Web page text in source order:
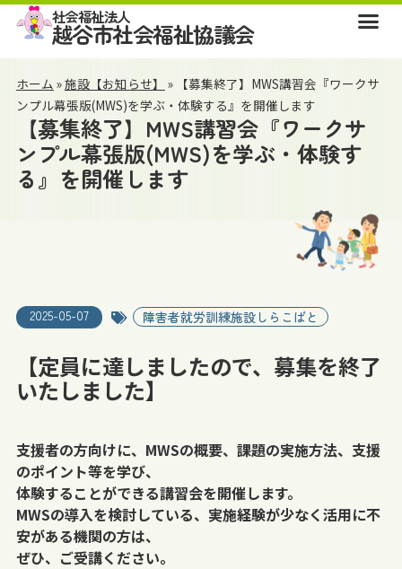
社会福祉法人
越谷市社会福祉協議会
ホーム »施設【お知らせ】 » 【募集終了】MWS講習会『ワークサ
ンプル幕張版(MWS)を学ぶ・体験する』を開催します
【募集終了】MWS講習会『ワークサ
ンプル幕張版(MWS)を学ぶ・体験す
る』を開催します
2025-05-07 障害者就労訓練施設しらこばと
【定員に達しましたので、募集を終了
いたしました】
支援者の方向けに、MWSの概要、課題の実施方法、支援
のポイント等を学び、
体験することができる講習会を開催します。
MWSの導入を検討している、実施経験が少なく活用に不
安がある機関の方は、
ぜひ、 ご受講ください。